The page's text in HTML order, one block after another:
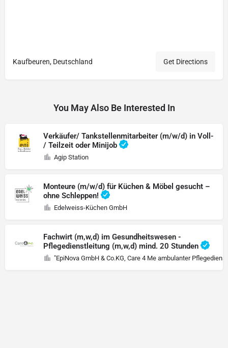
Kaufbeuren, Deutschland Get Directions
You May Also Be Interested In
Verkäufer/ Tankstellenmitarbeiter (m/w/d) in Voll-
/ Teilzeit oder Minijob
Agip Station
Monteure (m/w/d) für Küchen & Möbel gesucht –
ohne Schleppen!
Edelweiss-Küchen GmbH
Fachwirt (m,w,d) im Gesundheitswesen -
Pflegedienstleitung (m,w,d) mind. 20 Stunden
"EpiNova GmbH & Co.KG, Care 4 Me ambulanter